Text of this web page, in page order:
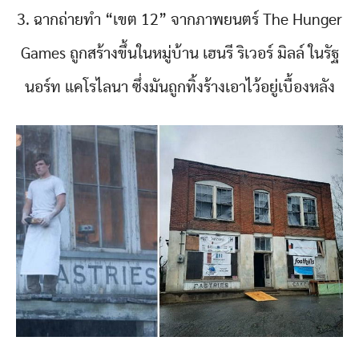
3. ฉากถ่ายทำ “เขต 12” จากภาพยนตร์ The Hunger
Games ถูกสร้างขึ้นในหมู่บ้าน เฮนรี ริเวอร์ มิลล์ ในรัฐ
นอร์ท แคโรไลนา ซึ่งมันถูกทิ้งร้างเอาไว้อยู่เบื้องหลัง